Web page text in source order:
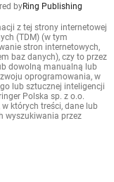
byRing Publishing
z tej strony internetowej
(TDM) (w tym
stron internetowych,
baz danych), czy to przez
dowolną manualną lub
oprogramowania, w
lub sztucznej inteligencji
Polska sp. z o.o.
których treści, dane lub
wyszukiwania przez